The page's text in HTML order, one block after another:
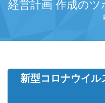
経営計画 作成の
新型コロナウイル